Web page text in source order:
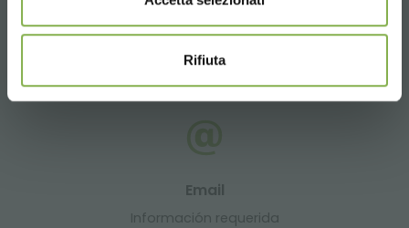
Rifiuta
Whatsapp
Información requerida
+39 3457719939
Email
Información requerida